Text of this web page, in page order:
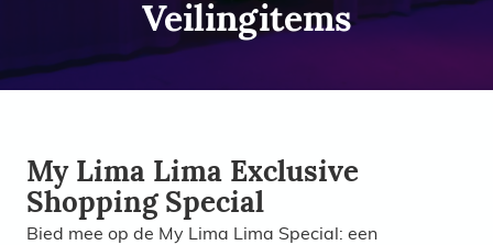
Veilingitems
My Lima Lima Exclusive
Shopping Special
Bied mee op de My Lima Lima Special: een